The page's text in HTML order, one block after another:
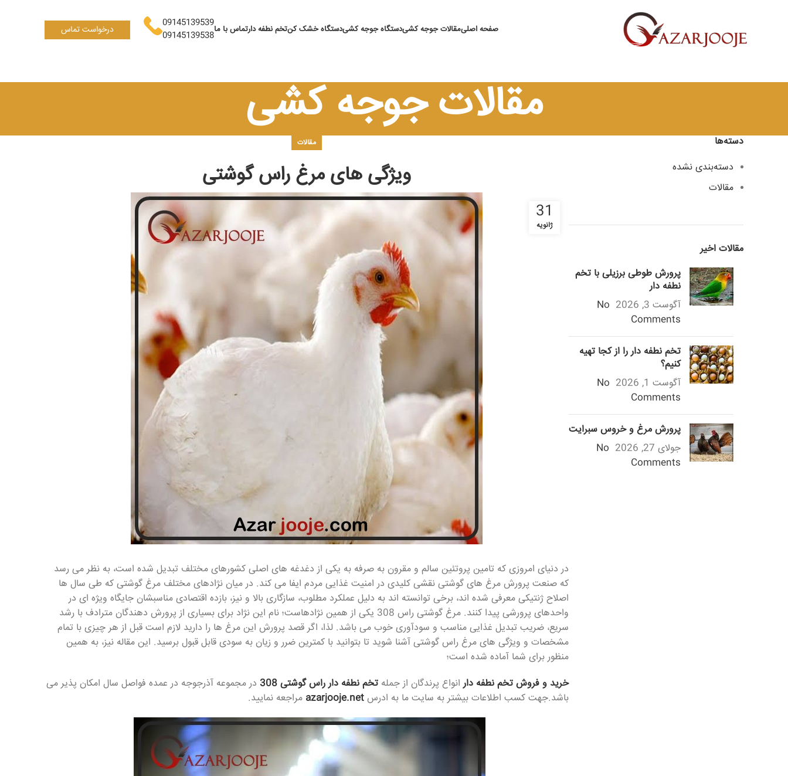
صفحه اصلیمقالات جوجه کشیدستگاه جوجه کشیدستگاه خشک کنتخم نطفه دارتماس با ما09145139539
09145139538
درخواست تماس
مقالات جوجه کشی
مقالات
ویژگی های مرغ راس گوشتی
31
ژانویه
در دنیای امروزی که تامین پروتئین سالم و مقرون به صرفه به یکی از دغدغه های اصلی کشورهای مختلف تبدیل شده است، به نظر می رسد
که صنعت پرورش مرغ های گوشتی نقشی کلیدی در امنیت غذایی مردم ایفا می کند. در میان نژادهای مختلف مرغ گوشتی که طی سال ها
اصلاح ژنتیکی معرفی شده اند، برخی توانسته اند به دلیل عملکرد مطلوب، سازگاری بالا و نیز، بازده اقتصادی مناسبشان جایگاه ویژه ای در
واحدهای پرورشی پیدا کنند. مرغ گوشتی راس 308 یکی از همین نژادهاست؛ نام این نژاد برای بسیاری از پرورش دهندگان مترادف با رشد
سریع، ضریب تبدیل غذایی مناسب و سودآوری خوب می باشد. لذا، اگر قصد پرورش این مرغ ها را دارید لازم است قبل از هر چیزی با تمام
مشخصات و ویژگی های مرغ راس گوشتی آشنا شوید تا بتوانید با کمترین ضرر و زیان به سودی قابل قبول برسید. این مقاله نیز، به همین
منظور برای شما آماده شده است؛
خرید و فروش تخم نطفه دار انواع پرندگان از جمله تخم نطفه دار راس گوشتی 308
در مجموعه آذرجوجه در عمده فواصل سال امکان پذیر می
باشد.جهت کسب اطلاعات بیشتر به سایت ما به ادرس azarjooje.net مراجعه نمایید.
دسته‌ها
دسته‌بندی نشده
مقالات
مقالات اخیر
پرورش طوطی برزیلی با تخم
نطفه دار
آگوست 3, 2026
No
Comments
تخم نطفه دار را از کجا تهیه
کنیم؟
آگوست 1, 2026
No
Comments
پرورش مرغ و خروس سبرایت
جولای 27, 2026
No
Comments